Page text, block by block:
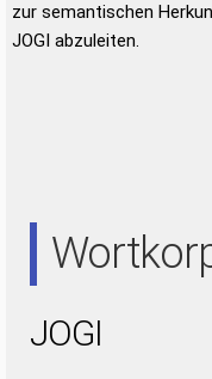
zur semantischen
JOGI abzuleiten.
JOGI